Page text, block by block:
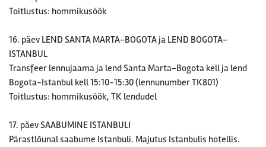
Toitlustus: hommikusöök
16. päev LEND SANTA MARTA-BOGOTA ja LEND BOGOTA-
ISTANBUL
Transfeer lennujaama ja lend Santa Marta-Bogota kell ja lend
Bogota-Istanbul kell 15:10-15:30 (lennunumber TK801)
Toitlustus: hommikusöök, TK lendudel
17. päev SAABUMINE ISTANBULI
Pärastlõunal saabume Istanbuli. Majutus Istanbulis hotellis.